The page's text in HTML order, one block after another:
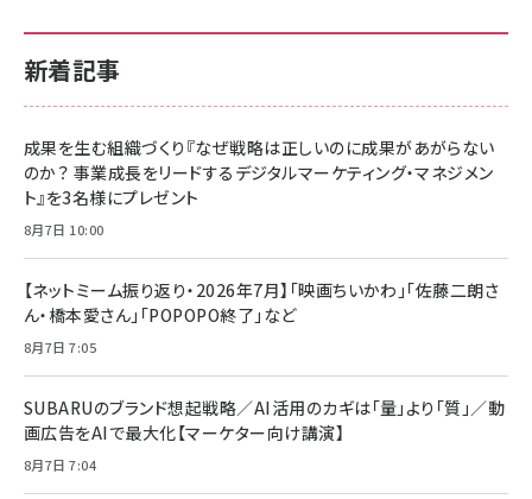
新着記事
成果を生む組織づくり『なぜ戦略は正しいのに成果があがらない
のか？ 事業成長をリードするデジタルマーケティング・マネジメン
ト』を3名様にプレゼント
8月7日 10:00
【ネットミーム振り返り・2026年7月】「映画ちいかわ」「佐藤二朗さ
ん・橋本愛さん」「POPOPO終了」など
8月7日 7:05
SUBARUのブランド想起戦略／AI活用のカギは「量」より「質」／動
画広告をAIで最大化【マーケター向け講演】
8月7日 7:04